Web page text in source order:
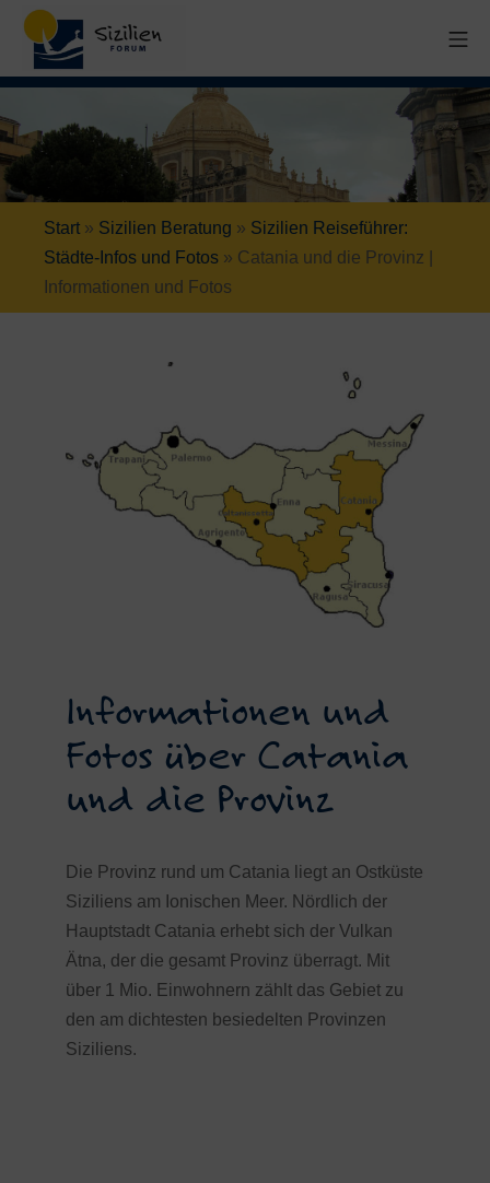
Start » Sizilien Beratung » Sizilien Reiseführer:
Städte-Infos und Fotos » Catania und die Provinz |
Informationen und Fotos
Informationen und
Fotos über Catania
und die Provinz
Die Provinz rund um Catania liegt an Ostküste
Siziliens am Ionischen Meer. Nördlich der
Hauptstadt Catania erhebt sich der Vulkan
Ätna, der die gesamt Provinz überragt. Mit
über 1 Mio. Einwohnern zählt das Gebiet zu
den am dichtesten besiedelten Provinzen
Siziliens.